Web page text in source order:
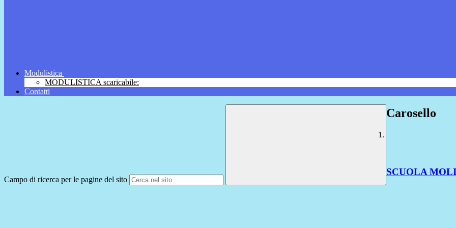
Modulistica
MODULISTICA scaricabile:
Contatti
Campo di ricerca per le pagine del sito
Carosello
SCUOLA